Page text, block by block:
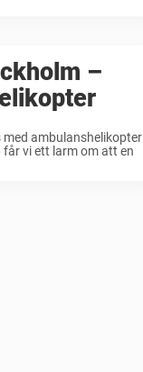
–
ambulanshelikopter
vi ett larm om att en